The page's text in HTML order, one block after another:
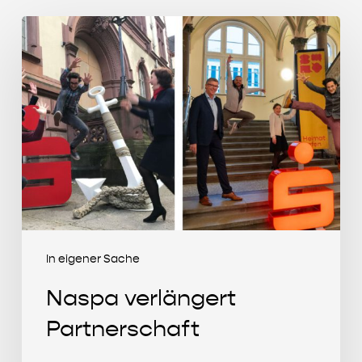
In eigener Sache
Naspa
verlängert
Partnerschaft
Naspa verlängert
Partnerschaft